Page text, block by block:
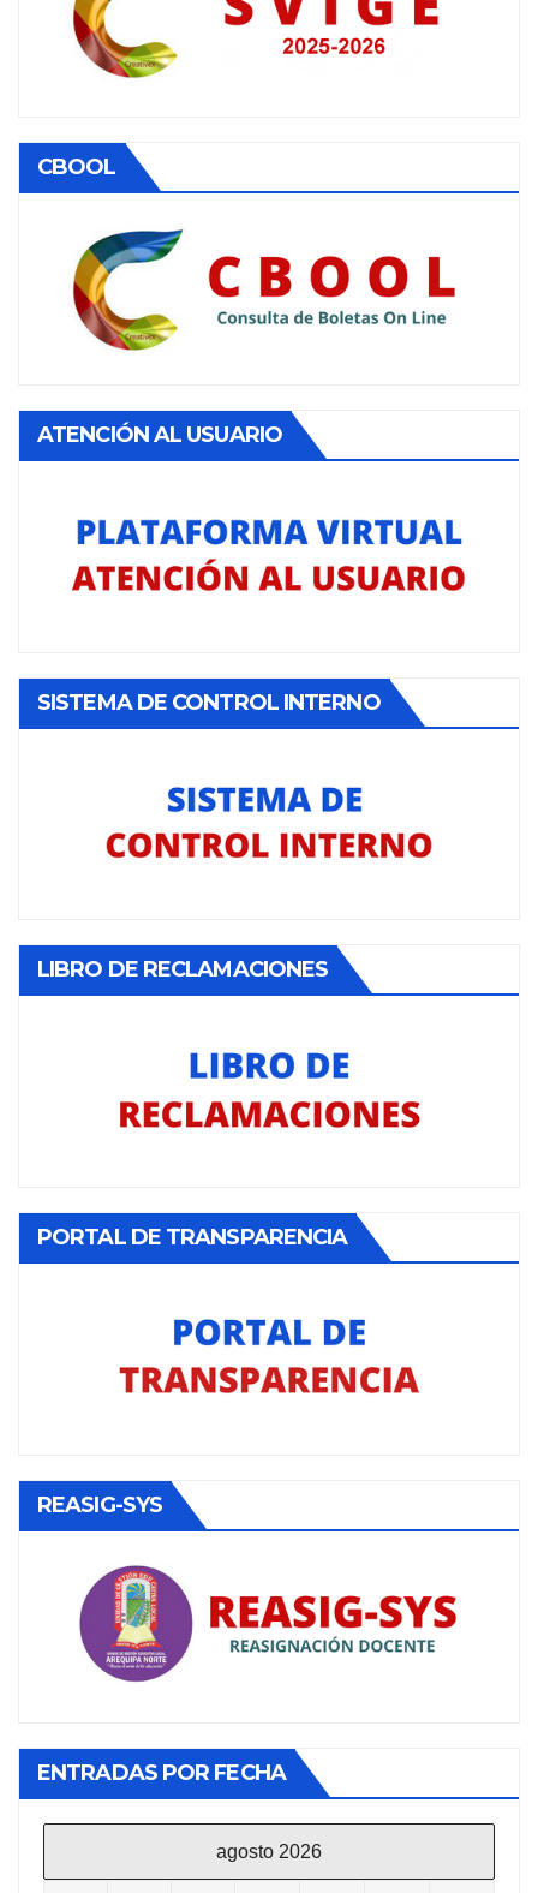
CBOOL
ATENCIÓN AL USUARIO
SISTEMA DE CONTROL INTERNO
LIBRO DE RECLAMACIONES
PORTAL DE TRANSPARENCIA
REASIG-SYS
ENTRADAS POR FECHA
agosto 2026